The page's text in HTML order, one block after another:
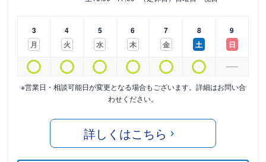
3
月
4
火
5
水
6
木
7
金
8
土
9
日
※営業日・相談可能日が変更となる場合もございます。詳細はお問い合
わせください。
詳しくはこちら